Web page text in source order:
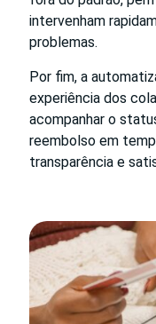
intervenham
problemas.
Por fim, a
experiência dos
acompanhar o
reembolso em
transparência e